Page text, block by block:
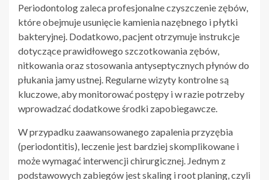
Periodontolog zaleca profesjonalne czyszczenie zębów,
które obejmuje usunięcie kamienia nazębnego i płytki
bakteryjnej. Dodatkowo, pacjent otrzymuje instrukcje
dotyczące prawidłowego szczotkowania zębów,
nitkowania oraz stosowania antyseptycznych płynów do
płukania jamy ustnej. Regularne wizyty kontrolne są
kluczowe, aby monitorować postępy i w razie potrzeby
wprowadzać dodatkowe środki zapobiegawcze.
W przypadku zaawansowanego zapalenia przyzębia
(periodontitis), leczenie jest bardziej skomplikowane i
może wymagać interwencji chirurgicznej. Jednym z
podstawowych zabiegów jest skaling i root planing, czyli